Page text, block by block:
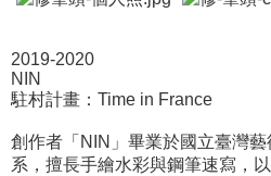
2019-2020
NIN
駐村計畫：Time in France
創作者「NIN」畢業於國立臺灣
系，擅長手繪水彩與鋼筆速寫，